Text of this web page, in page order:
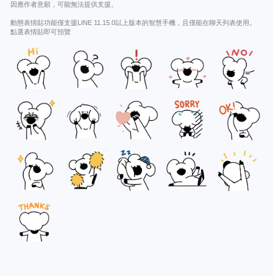
因應作者意願，可能無法提供支援。
動態表情貼功能僅支援LINE 11.15.0以上版本的智慧手機，且僅能在聊天列表使用。
點選表情貼即可預覽